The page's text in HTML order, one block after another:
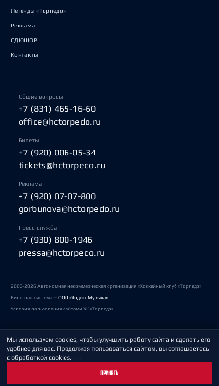
Легенды «Торпедо»
Реклама
СДЮШОР
Контакты
Общие вопросы
+7 (831) 465-16-60
office@hctorpedo.ru
Билеты
+7 (920) 006-05-34
tickets@hctorpedo.ru
Реклама
+7 (920) 07-07-800
gorbunova@hctorpedo.ru
Пресс-служба
+7 (930) 800-1946
pressa@hctorpedo.ru
2003-2026 Автономная некоммерческая организация «Хоккейный клуб «Торпедо»
Билетная система —ООО «Яндекс Музыка»
Условия пользования сайтами ХК «Торпедо»
Политика обработки персональных данных
Пользовательское соглашение
Мы используем cookies, чтобы улучшить работу сайта и сделать его
удобнее для вас. Продолжая пользоваться сайтом, вы соглашаетесь
с обработкой cookies.
ПРИНЯТЬ